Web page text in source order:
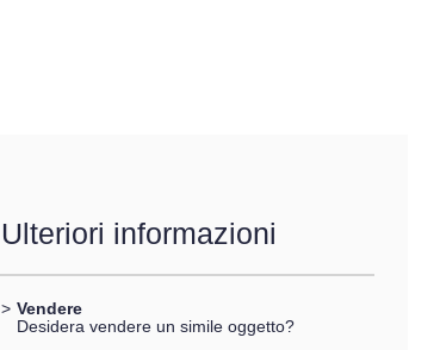
Ulteriori informazioni
> Vendere
Desidera vendere un simile oggetto?